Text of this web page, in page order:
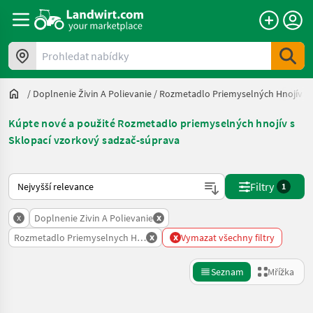
Prohledat nabídky
/ Doplnenie Živin A Polievanie / Rozmetadlo Priemyselných Hnojív
Kúpte nové a použité Rozmetadlo priemyselných hnojív s
Sklopací vzorkový sadzač-súprava
Takto se řadí nabídky na Landwirt.com
Filtry 1
x Doplnenie Zivin A Polievanie x
Rozmetadlo Priemyselnych Hnojiv
x x Vymazat všechny filtry
Seznam Mřížka